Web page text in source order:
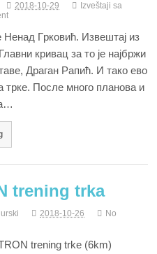
2018-10-29
Izveštaji sa
Гpкoвић. Извештај из
кривац за то је најбржи
Драган Рапић. И тако ево
трке. После много планова и
trening trka
2018-10-26
No
trening trke (6km)